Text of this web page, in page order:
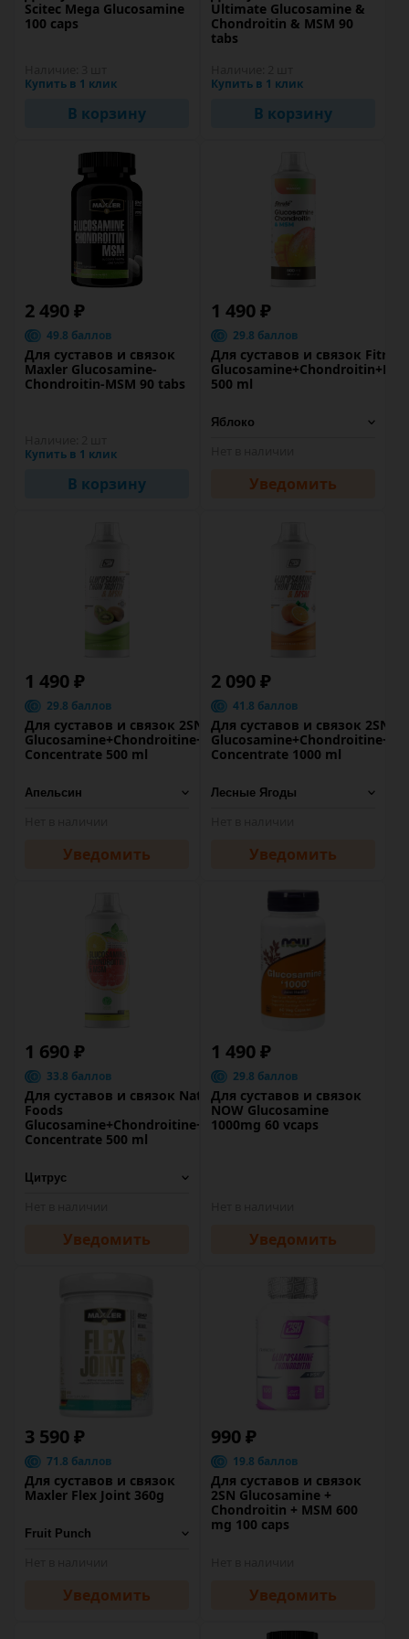
Scitec Mega Glucosamine
100 caps
Купить в 1 клик
В корзину
Ultimate Glucosamine &
Chondroitin & MSM 90
tabs
Купить в 1 клик
В корзину
2 490 ₽
49.8 баллов
Для суставов и связок
Maxler Glucosamine-
Chondroitin-MSM 90 tabs
Купить в 1 клик
В корзину
1 490 ₽
29.8 баллов
Для суставов и связок Fitrule
500 ml
Уведомить
1 490 ₽
29.8 баллов
Для суставов и связок 2SN
Glucosamine+Chondroitine+MSM
Concentrate 500 ml
Уведомить
2 090 ₽
41.8 баллов
Для суставов и связок 2SN
Concentrate 1000 ml
Уведомить
1 690 ₽
33.8 баллов
Для суставов и связок Nature
Foods
Glucosamine+Chondroitine+MSM
Concentrate 500 ml
Уведомить
1 490 ₽
29.8 баллов
Для суставов и связок
NOW Glucosamine
1000mg 60 vcaps
Уведомить
3 590 ₽
71.8 баллов
Для суставов и связок
Maxler Flex Joint 360g
Уведомить
990 ₽
19.8 баллов
Для суставов и связок
2SN Glucosamine +
Chondroitin + MSM 600
mg 100 caps
Уведомить